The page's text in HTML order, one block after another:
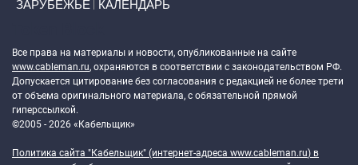
ЗАРУБЕЖЬЕ КАЛЕНДАРЬ
Все права на материалы и новости, опубликованные на сайте
www.cableman.ru, охраняются в соответствии с законодательством РФ.
Допускается цитирование без согласования с редакцией не более трети
от объема оригинального материала, с обязательной прямой
гиперссылкой.
©2005 - 2026 «Кабельщик»
Политика сайта "Кабельщик" (интернет-адреса www.cableman.ru) в